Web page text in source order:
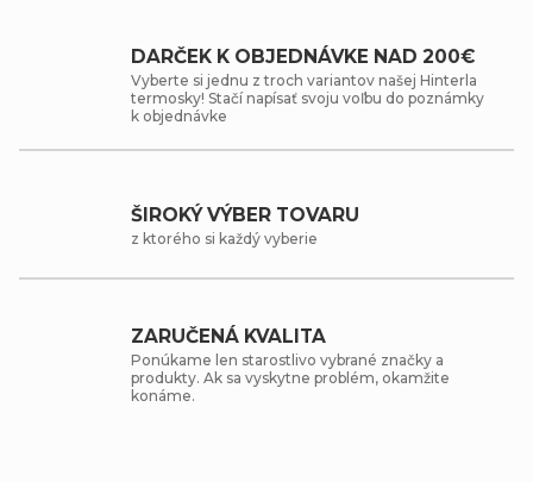
DARČEK K OBJEDNÁVKE NAD 200€
Vyberte si jednu z troch variantov našej Hinterla
termosky! Stačí napísať svoju voľbu do poznámky
k objednávke
ŠIROKÝ VÝBER TOVARU
z ktorého si každý vyberie
ZARUČENÁ KVALITA
Ponúkame len starostlivo vybrané značky a
produkty. Ak sa vyskytne problém, okamžite
konáme.